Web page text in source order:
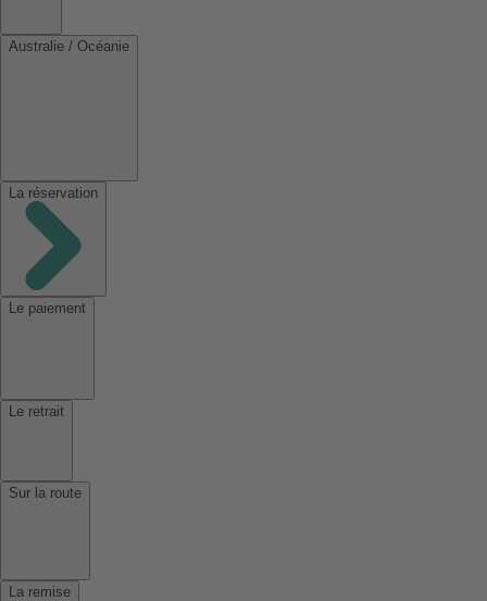
Australie / Océanie
La réservation
Le paiement
Le retrait
Sur la route
La remise